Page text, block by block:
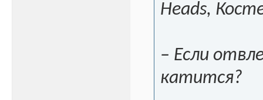
Heads,
– Если
катится?